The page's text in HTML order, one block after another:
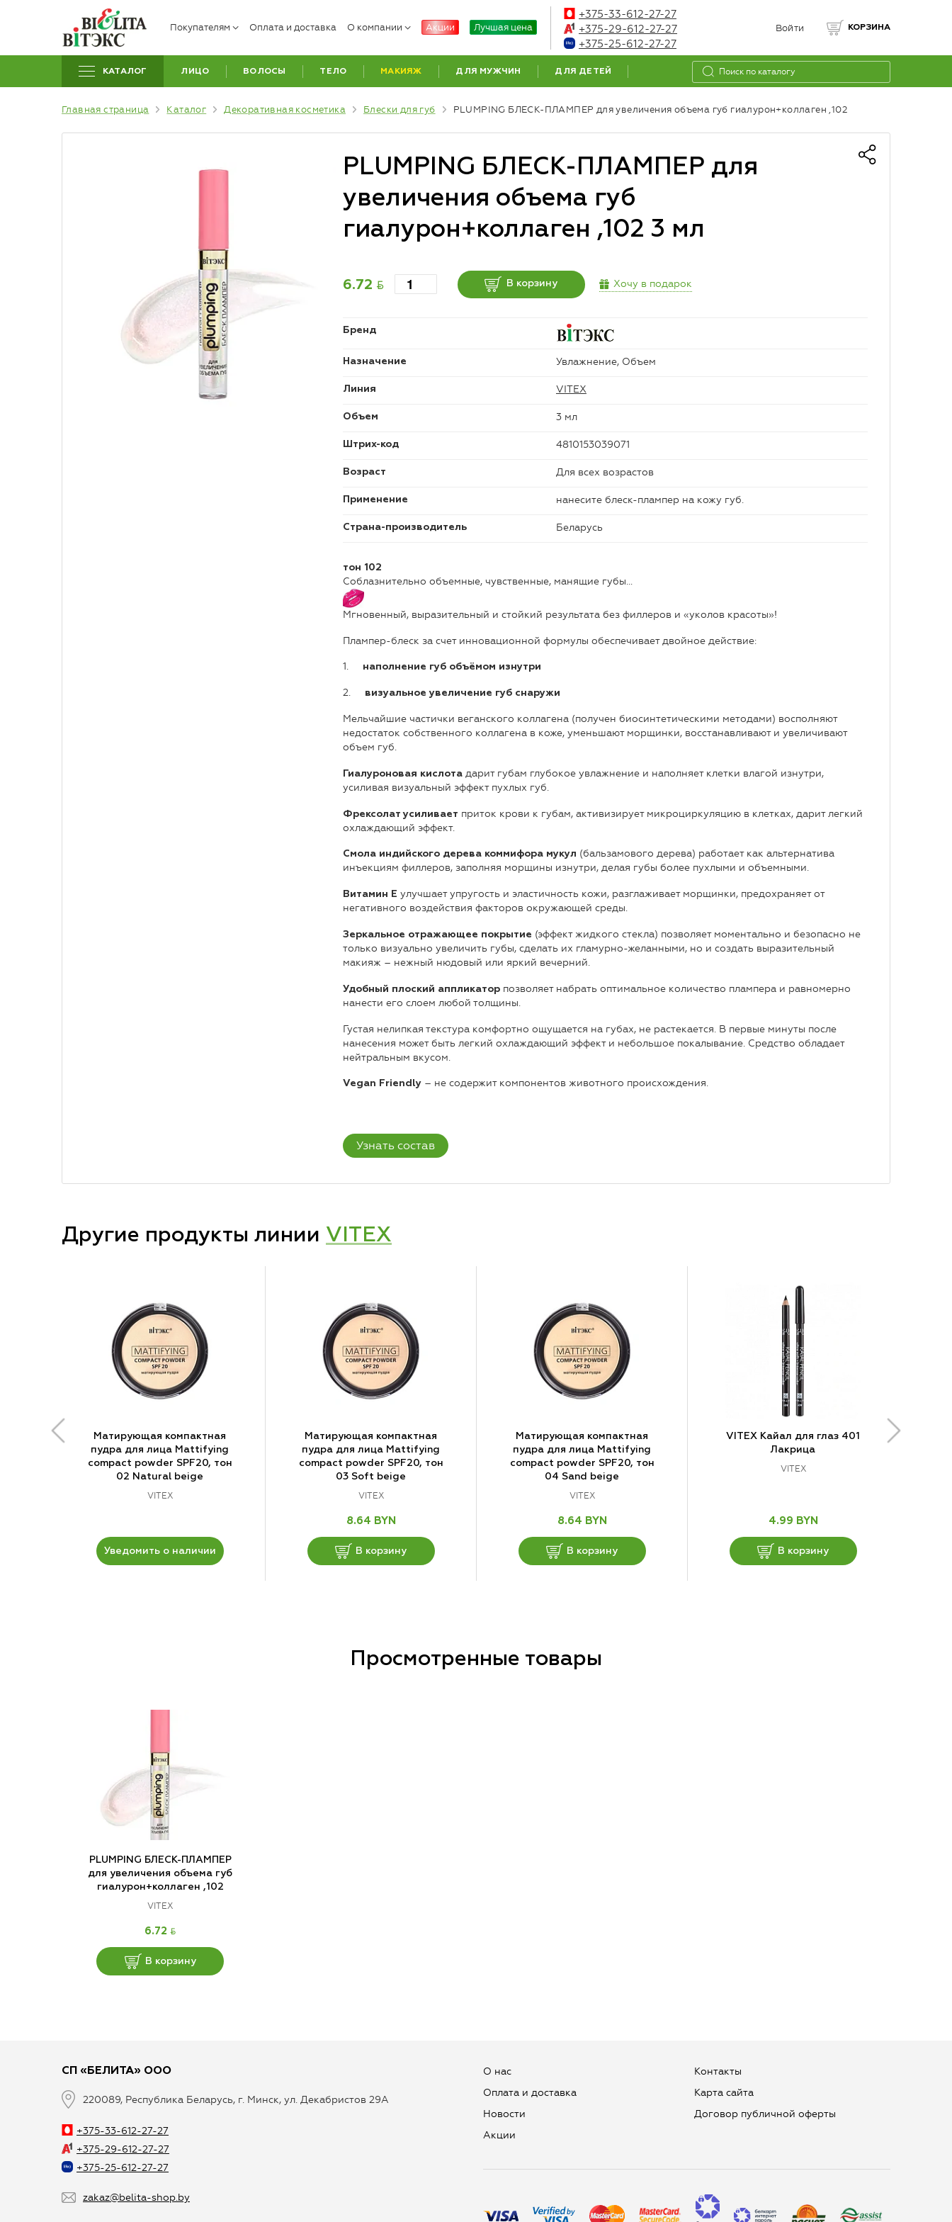
Покупателям Оплата и доставка О компании Акции Лучшая цена
+375-33-612-27-27
+375-29-612-27-27
+375-25-612-27-27
Войти КОРЗИНА
КАТАЛОГ ЛИЦО ВОЛОСЫ ТЕЛО МАКИЯЖ ДЛЯ МУЖЧИН ДЛЯ ДЕТЕЙ
Главная страница Каталог Декоративная косметика Блески для губ PLUMPING БЛЕСК-ПЛАМПЕР для увеличения объема губ гиалурон+коллаген ,102
PLUMPING БЛЕСК-ПЛАМПЕР для
увеличения объема губ
гиалурон+коллаген ,102 3 мл
6.72 BYN В корзину Хочу в подарок
Бренд
Назначение Увлажнение, Объем
Линия VITEX
Объем 3 мл
Штрих-код 4810153039071
Возраст Для всех возрастов
Применение нанесите блеск-плампер на кожу губ.
Страна-производитель Беларусь
тон 102
Соблазнительно объемные, чувственные, манящие губы…
Мгновенный, выразительный и стойкий результата без филлеров и «уколов красоты»!
Плампер-блеск за счет инновационной формулы обеспечивает двойное действие:
1. наполнение губ объёмом изнутри
2. визуальное увеличение губ снаружи
Мельчайшие частички веганского коллагена (получен биосинтетическими методами) восполняют
недостаток собственного коллагена в коже, уменьшают морщинки, восстанавливают и увеличивают
объем губ.
Гиалуроновая кислотадарит губам глубокое увлажнение и наполняет клетки влагой изнутри,
усиливая визуальный эффект пухлых губ.
Фрексолат усиливает приток крови к губам, активизирует микроциркуляцию в клетках, дарит легкий
охлаждающий эффект.
Смола индийского дерева коммифора мукул (бальзамового дерева) работает как альтернатива
инъекциям филлеров, заполняя морщины изнутри, делая губы более пухлыми и объемными.
Витамин Е улучшает упругость и эластичность кожи, разглаживает морщинки, предохраняет от
негативного воздействия факторов окружающей среды.
Зеркальное отражающее покрытие (эффект жидкого стекла) позволяет моментально и безопасно не
только визуально увеличить губы, сделать их гламурно-желанными, но и создать выразительный
макияж – нежный нюдовый или яркий вечерний.
Удобный плоский аппликаторпозволяет набрать оптимальное количество плампера и равномерно
нанести его слоем любой толщины.
Густая нелипкая текстура комфортно ощущается на губах, не растекается. В первые минуты после
нанесения может быть легкий охлаждающий эффект и небольшое покалывание. Средство обладает
нейтральным вкусом.
Vegan Friendly– не содержит компонентов животного происхождения.
Узнать состав
Другие продукты линии VITEX
Матирующая компактная
пудра для лица Mattifying
compact powder SPF20, тон
02 Natural beige
VITEX
Уведомить о наличии
Матирующая компактная
пудра для лица Mattifying
compact powder SPF20, тон
03 Soft beige
VITEX
8.64 BYN
В корзину
Матирующая компактная
пудра для лица Mattifying
compact powder SPF20, тон
04 Sand beige
VITEX
8.64 BYN
В корзину
VITEX Кайал для глаз 401
Лакрица
VITEX
4.99 BYN
В корзину
Просмотренные товары
PLUMPING БЛЕСК-ПЛАМПЕР
для увеличения объема губ
гиалурон+коллаген ,102
VITEX
6.72 BYN
В корзину
СП «БЕЛИТА» ООО
220089, Республика Беларусь, г. Минск, ул. Декабристов 29А
+375-33-612-27-27
+375-29-612-27-27
+375-25-612-27-27
zakaz@belita-shop.by
О нас
Оплата и доставка
Новости
Aкции
Контакты
Карта сайта
Договор публичной оферты